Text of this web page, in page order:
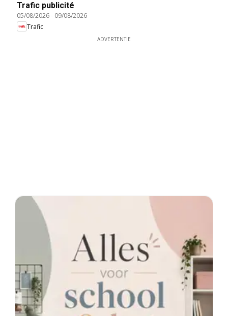
Trafic publicité
05/08/2026- 09/08/2026
Trafic
ADVERTENTIE